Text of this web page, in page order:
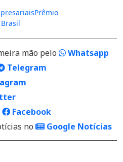
Prêmio
mão pelo
Whatsapp
Telegram
Facebook
no
Google Notícias